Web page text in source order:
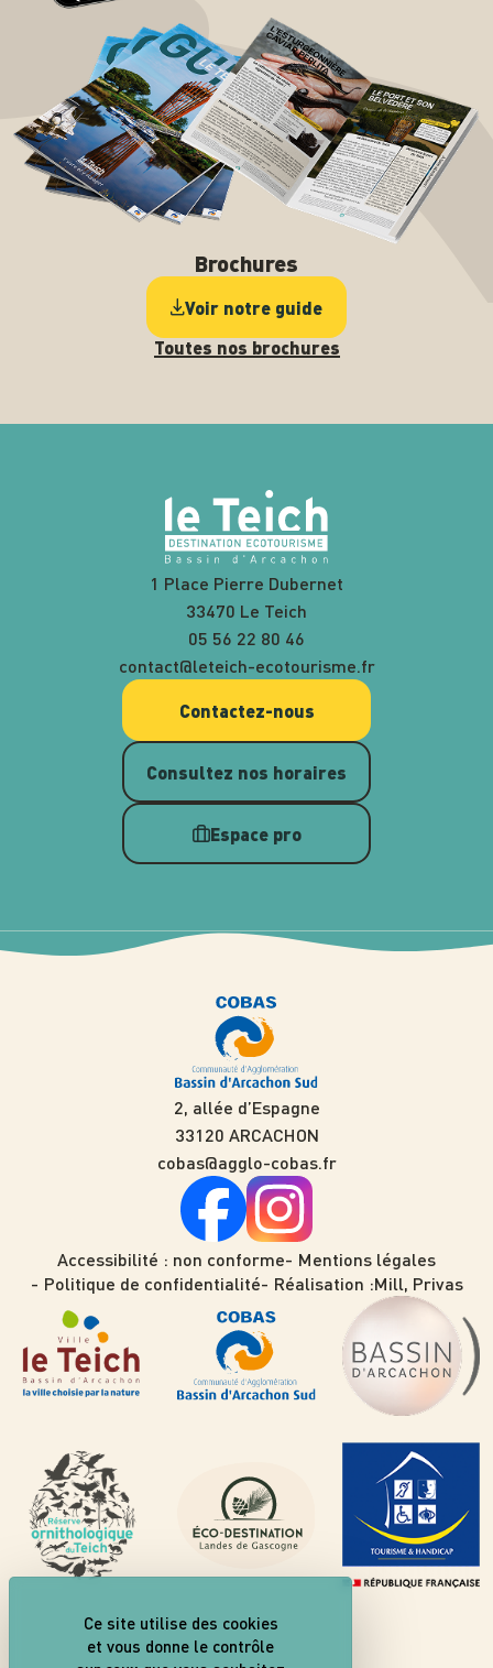
Brochures
Voir notre guide
Toutes nos brochures
1 Place Pierre Dubernet
33470 Le Teich
05 56 22 80 46
contact@leteich-ecotourisme.fr
Contactez-nous
Consultez nos horaires
Espace pro
2, allée d’Espagne
33120 ARCACHON
cobas@agglo-cobas.fr
Accessibilité : non conforme
Mentions légales
Politique de confidentialité
Réalisation :Mill, Privas
Ce site utilise des cookies
et vous donne le contrôle